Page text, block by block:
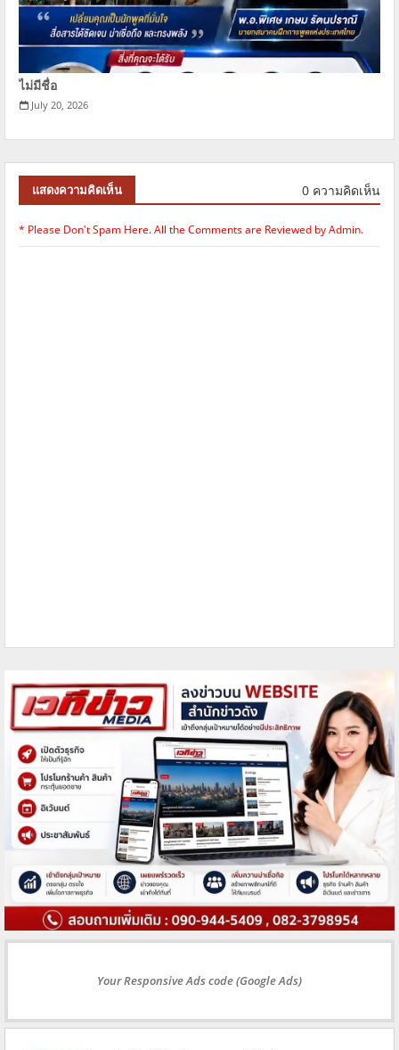
ไม่มีชื่อ
July 20, 2026
แสดงความคิดเห็น 0 ความคิดเห็น
* Please Don't Spam Here. All the Comments are Reviewed by Admin.
Your Responsive Ads code (Google Ads)